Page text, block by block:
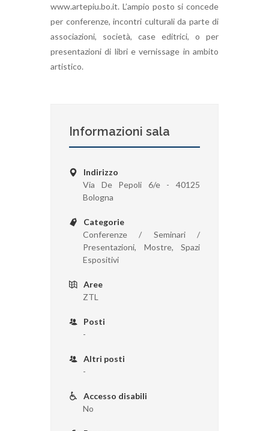
www.artepiu.bo.it. L’ampio posto si concede
per conferenze, incontri culturali da parte di
associazioni, società, case editrici, o per
presentazioni di libri e vernissage in ambito
artistico.
Informazioni sala
Indirizzo
Via De Pepoli 6/e - 40125
Bologna
Categorie
Conferenze / Seminari /
Presentazioni, Mostre, Spazi
Espositivi
Aree
ZTL
Posti
-
Altri posti
-
Accesso disabili
No